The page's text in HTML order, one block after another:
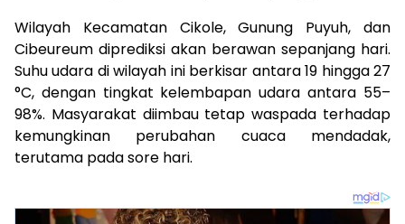
Wilayah Kecamatan Cikole, Gunung Puyuh, dan
Cibeureum diprediksi akan berawan sepanjang hari.
Suhu udara di wilayah ini berkisar antara 19 hingga 27
°C, dengan tingkat kelembapan udara antara 55–
98%. Masyarakat diimbau tetap waspada terhadap
kemungkinan perubahan cuaca mendadak,
terutama pada sore hari.